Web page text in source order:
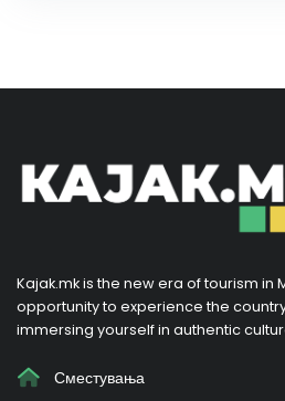
Kajak.mk is the new era of tourism in
opportunity to experience the
immersing yourself in authentic
Сместувања